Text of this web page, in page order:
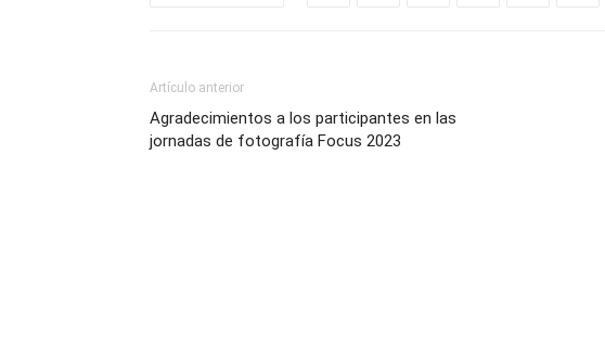
Artículo anterior
Agradecimientos a los participantes en las
jornadas de fotografía Focus 2023